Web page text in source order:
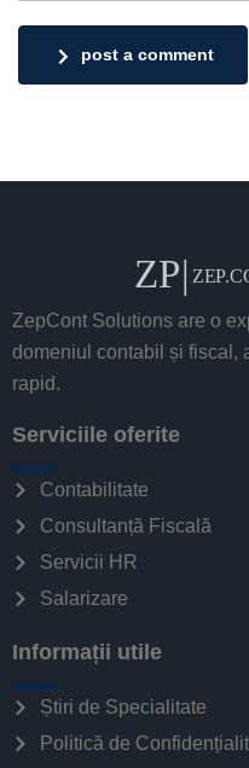
post a comment
ZepCont Solutions are o
domeniul contabil și fiscal,
rapid.
Serviciile oferite
Contabilitate
Consultanță Fiscală
Servicii HR
Salarizare
Informații utile
Știri de Specialitate
Politică de